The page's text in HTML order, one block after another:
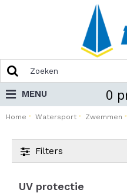
0
MENU
Home Watersport Zwemmen
Filters
UV protectie